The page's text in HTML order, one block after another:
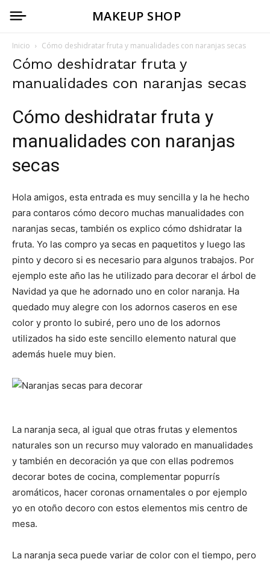
MAKEUP SHOP
Inicio Cómo deshidratar fruta y manualidades con naranjas secas
Cómo deshidratar fruta y
manualidades con naranjas secas
Cómo deshidratar fruta y
manualidades con naranjas
secas
Hola amigos, esta entrada es muy sencilla y la he hecho
para contaros cómo decoro muchas manualidades con
naranjas secas, también os explico cómo dshidratar la
fruta. Yo las compro ya secas en paquetitos y luego las
pinto y decoro si es necesario para algunos trabajos. Por
ejemplo este año las he utilizado para decorar el árbol de
Navidad ya que he adornado uno en color naranja. Ha
quedado muy alegre con los adornos caseros en ese
color y pronto lo subiré, pero uno de los adornos
utilizados ha sido este sencillo elemento natural que
además huele muy bien.
La naranja seca, al igual que otras frutas y elementos
naturales son un recurso muy valorado en manualidades
y también en decoración ya que con ellas podremos
decorar botes de cocina, complementar popurrís
aromáticos, hacer coronas ornamentales o por ejemplo
yo en otoño decoro con estos elementos mis centro de
mesa.
La naranja seca puede variar de color con el tiempo, pero